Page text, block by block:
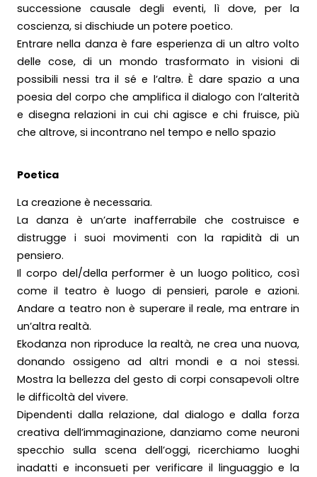
successione causale degli eventi, lì dove, per la
coscienza, si dischiude un potere poetico.
Entrare nella danza è fare esperienza di un altro volto
delle cose, di un mondo trasformato in visioni di
possibili nessi tra il sé e l’altrə. È dare spazio a una
poesia del corpo che amplifica il dialogo con l’alterità
e disegna relazioni in cui chi agisce e chi fruisce, più
che altrove, si incontrano nel tempo e nello spazio
Poetica
La creazione è necessaria.
La danza è un’arte inafferrabile che costruisce e
distrugge i suoi movimenti con la rapidità di un
pensiero.
Il corpo del/della performer è un luogo politico, così
come il teatro è luogo di pensieri, parole e azioni.
Andare a teatro non è superare il reale, ma entrare in
un’altra realtà.
Ekodanza non riproduce la realtà, ne crea una nuova,
donando ossigeno ad altri mondi e a noi stessi.
Mostra la bellezza del gesto di corpi consapevoli oltre
le difficoltà del vivere.
Dipendenti dalla relazione, dal dialogo e dalla forza
creativa dell’immaginazione, danziamo come neuroni
specchio sulla scena dell’oggi, ricerchiamo luoghi
inadatti e inconsueti per verificare il linguaggio e la